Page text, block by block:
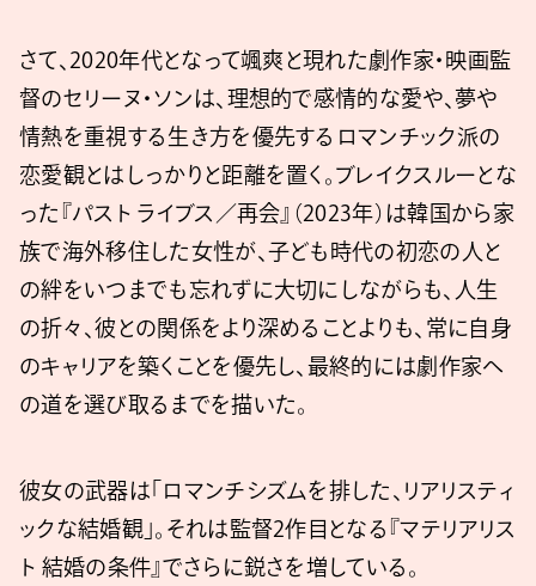
さて、2020年代となって颯爽と現れた劇作家・映画監
督のセリーヌ・ソンは、理想的で感情的な愛や、夢や
情熱を重視する生き方を優先するロマンチック派の
恋愛観とはしっかりと距離を置く。ブレイクスルーとな
った『パスト ライブス／再会』（2023年）は韓国から家
族で海外移住した女性が、子ども時代の初恋の人と
の絆をいつまでも忘れずに大切にしながらも、人生
の折々、彼との関係をより深めることよりも、常に自身
のキャリアを築くことを優先し、最終的には劇作家へ
の道を選び取るまでを描いた。
彼女の武器は「ロマンチシズムを排した、リアリスティ
ックな結婚観」。それは監督2作目となる『マテリアリス
ト 結婚の条件』でさらに鋭さを増している。